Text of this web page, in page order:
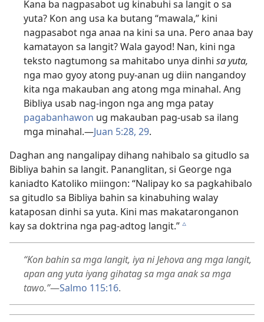
Kana ba nagpasabot ug kinabuhi sa langit o sa
yuta? Kon ang usa ka butang “mawala,” kini
nagpasabot nga anaa na kini sa una. Pero anaa bay
kamatayon sa langit? Wala gayod! Nan, kini nga
teksto nagtumong sa mahitabo unya dinhi sa yuta,
nga mao gyoy atong puy-anan ug diin nangandoy
kita nga makauban ang atong mga minahal. Ang
Bibliya usab nag-ingon nga ang mga patay
pagabanhawon ug makauban pag-usab sa ilang
mga minahal.—Juan 5:28, 29.
Daghan ang nangalipay dihang nahibalo sa gitudlo sa
Bibliya bahin sa langit. Pananglitan, si George nga
kaniadto Katoliko miingon: “Nalipay ko sa pagkahibalo
sa gitudlo sa Bibliya bahin sa kinabuhing walay
kataposan dinhi sa yuta. Kini mas makataronganon
kay sa doktrina nga pag-adtog langit.”c
“Kon bahin sa mga langit, iya ni Jehova ang mga langit,
apan ang yuta iyang gihatag sa mga anak sa mga
tawo.”​—Salmo 115:16.